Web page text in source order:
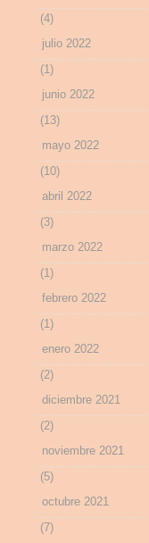
(4)
julio 2022
(1)
junio 2022
(13)
mayo 2022
(10)
abril 2022
(3)
marzo 2022
(1)
febrero 2022
(1)
enero 2022
(2)
diciembre 2021
(2)
noviembre 2021
(5)
octubre 2021
(7)